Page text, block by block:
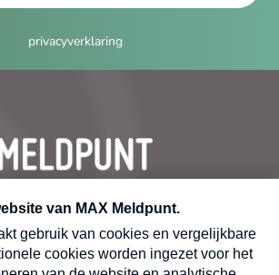
privacyverklaring